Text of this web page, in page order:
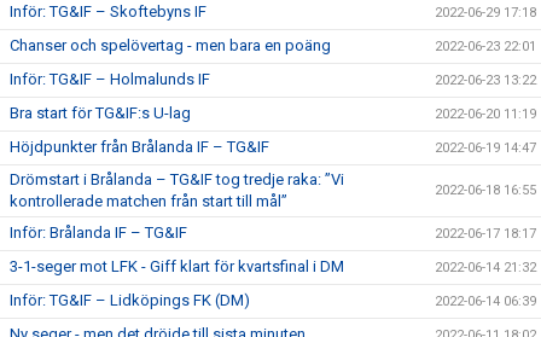
Inför: TG&IF – Skoftebyns IF 2022-06-29 17:18
Chanser och spelövertag - men bara en poäng 2022-06-23 22:01
Inför: TG&IF – Holmalunds IF 2022-06-23 13:22
Bra start för TG&IF:s U-lag 2022-06-20 11:19
Höjdpunkter från Brålanda IF – TG&IF 2022-06-19 14:47
Drömstart i Brålanda – TG&IF tog tredje raka: ”Vi
kontrollerade matchen från start till mål”
2022-06-18 16:55
Inför: Brålanda IF – TG&IF 2022-06-17 18:17
3-1-seger mot LFK - Giff klart för kvartsfinal i DM 2022-06-14 21:32
Inför: TG&IF – Lidköpings FK (DM) 2022-06-14 06:39